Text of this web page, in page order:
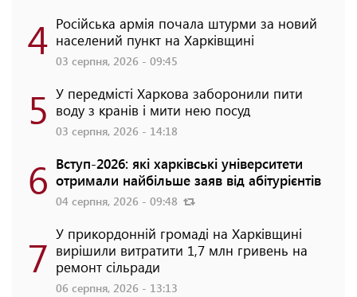
4 Російська армія почала штурми за новий
населений пункт на Харківщині
03 серпня, 2026 - 09:45
5 У передмісті Харкова заборонили пити
воду з кранів і мити нею посуд
03 серпня, 2026 - 14:18
6 Вступ-2026: які харківські університети
отримали найбільше заяв від абітурієнтів
04 серпня, 2026 - 09:48
7 У прикордонній громаді на Харківщині
вирішили витратити 1,7 млн гривень на
ремонт сільради
06 серпня, 2026 - 13:13